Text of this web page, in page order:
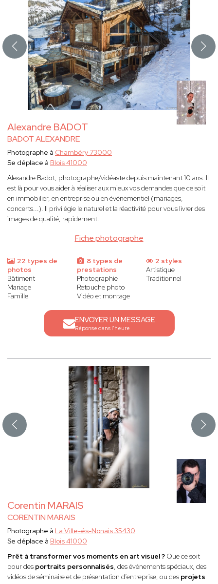
Alexandre BADOT
BADOT ALEXANDRE
Fiche photographe
Photographe à Chambéry 73000
Se déplace à Blois 41000
Alexandre Badot, photographe/vidéaste depuis maintenant 10 ans. Il
est là pour vous aider à réaliser aux mieux vos demandes que ce soit
en immobilier, en entreprise ou en événementiel (mariages,
concerts...). Il privilégie le naturel et la réactivité pour vous livrer des
images de qualité, rapidement.
22 types de
photos
Bâtiment
Mariage
Famille
8 types de
prestations
Photographie
Retouche photo
Vidéo et montage
2 styles
Artistique
Traditionnel
ENVOYER UN MESSAGE
Réponse dans l'heure
Corentin MARAIS
CORENTIN MARAIS
Photographe à La Ville-és-Nonais 35430
Se déplace à Blois 41000
Prêt à transformer vos moments en art visuel ? Que ce soit
pour des portraits personnalisés, des événements spéciaux, des
vidéos de séminaire et de présentation d’entreprise, ou des projets